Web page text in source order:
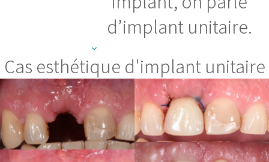
d’implant unitaire.
Cas esthétique d'implant unitaire